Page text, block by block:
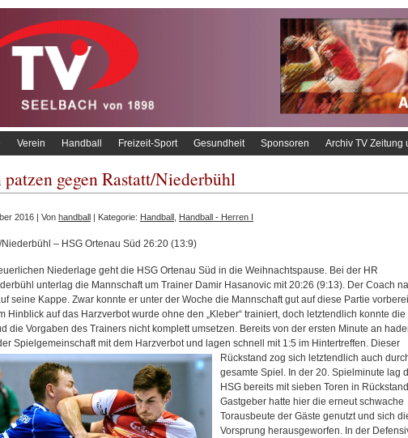
Verein Handball Freizeit-Sport Gesundheit Sponsoren Archiv TV Zeitung
gegen Rastatt/Niederbühl
2016 | Von handball | Kategorie: Handball Handball - Herren I
Niederbühl – HSG Ortenau Süd 26:20 (13:9)
Niederlage geht die HSG Ortenau Süd in die Weihnachtspause. Bei der HR
unterlag die Mannschaft um Trainer Damir Hasanovic mit 20:26 (9:13). Der Coach
seine Kappe. Zwar konnte er unter der Woche die Mannschaft gut auf diese Partie
Hinblick auf das Harzverbot wurde ohne den „Kleber“ trainiert, doch letztendlich konnte die
die Vorgaben des Trainers nicht komplett umsetzen. Bereits von der ersten Minute an
Spielgemeinschaft mit dem Harzverbot und lagen schnell mit 1:5 im Hintertreffen. Dieser
Rückstand zog sich letztendlich auch
gesamte Spiel. In der 20. Spielminute lag
HSG bereits mit sieben Toren in
Gastgeber hatte hier die erneut schwache
Torausbeute der Gäste genutzt und sich
Vorsprung herausgeworfen. In der